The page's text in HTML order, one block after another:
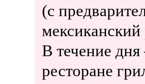
(с
мексиканский
В течение дня
ресторане